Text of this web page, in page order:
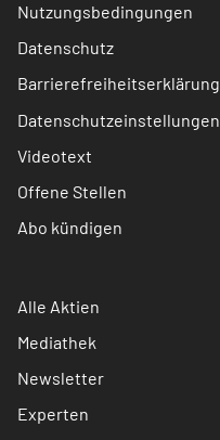
Nutzungsbedingungen
Datenschutz
Barrierefreiheitserklärung
Datenschutzeinstellungen
Videotext
Offene Stellen
Abo kündigen
Alle Aktien
Mediathek
Newsletter
Experten